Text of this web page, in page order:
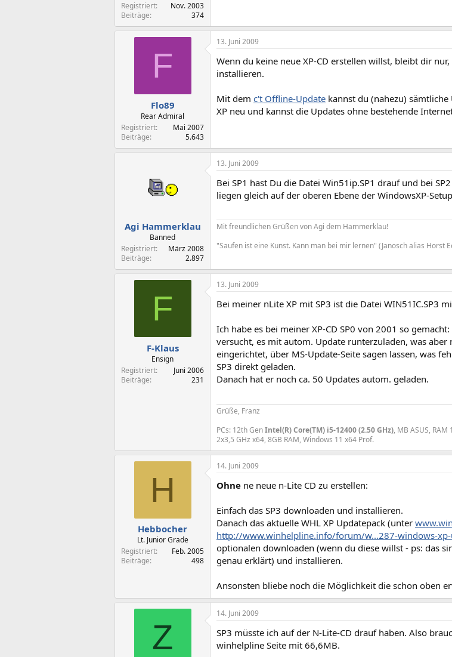
Registriert
Nov. 2003
Beiträge
374
F
Flo89
Rear Admiral
Registriert
Mai 2007
Beiträge
5.643
13. Juni 2009
Wenn du keine neue XP-CD erstellen willst, bleibt dir
installieren.
Mit dem c't Offline-Update kannst du (nahezu)
XP neu und kannst die Updates ohne bestehende
Agi Hammerklau
Banned
Registriert
März 2008
Beiträge
2.897
13. Juni 2009
Bei SP1 hast Du die Datei Win51ip.SP1 drauf und bei
liegen gleich auf der oberen Ebene der WindowsXP-
Mit freundlichen Grüßen von Agi dem Hammerklau!
"Saufen ist eine Kunst. Kann man bei mir lernen" (Janosch alias Horst
F
F-Klaus
Ensign
Registriert
Juni 2006
Beiträge
231
13. Juni 2009
Bei meiner nLite XP mit SP3 ist die Datei WIN51IC.SP3
Ich habe es bei meiner XP-CD SP0 von 2001 so
versucht, es mit autom. Update runterzuladen, was
eingerichtet, über MS-Update-Seite sagen lassen, was
SP3 direkt geladen.
Danach hat er noch ca. 50 Updates autom. geladen.
Grüße, Franz
PCs: 12th GenIntel(R) Core(TM) i5-12400 (2.50 GHz), MB ASUS,
2x3,5 GHz x64, 8GB RAM, Windows 11 x64 Prof.
H
Hebbocher
Lt. Junior Grade
Registriert
Feb. 2005
Beiträge
498
14. Juni 2009
Ohne ne neue n-Lite CD zu erstellen:
Einfach das SP3 downloaden und installieren.
Danach das aktuelle WHL XP Updatepack (unter
http://www.winhelpline.info/forum/w...287-windows-
optionalen downloaden (wenn du diese willst - ps: das
genau erklärt) und installieren.
Ansonsten bliebe noch die Möglichkeit die schon oben
Z
14. Juni 2009
SP3 müsste ich auf der N-Lite-CD drauf haben. Also
winhelpline Seite mit 66,6MB.